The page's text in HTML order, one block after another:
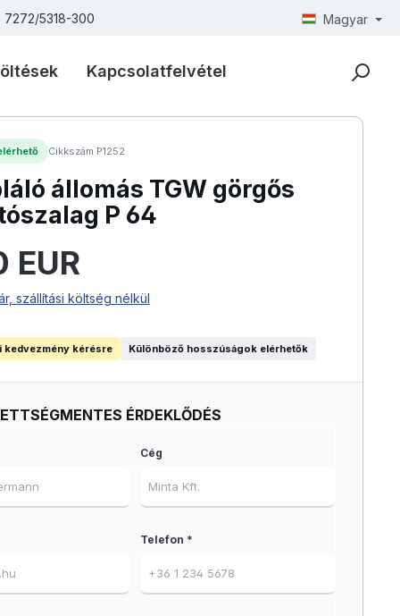
7272/5318-300 Magyar
Kapcsolatfelvétel
Cikkszám P1252
állomás TGW görgős
P 64
EUR
szállítási költség nélkül
kedvezmény kérésre Különböző hosszúságok elérhetők
ÉRDEKLŐDÉS
Cég
Telefon *